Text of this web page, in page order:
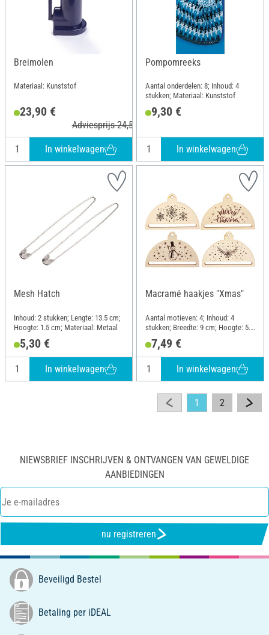
Breimolen
Materiaal: Kunststof
23,90 €
Adviesprijs 24,50 €
In winkelwagen
Pompomreeks
Aantal onderdelen: 8; Inhoud: 4
stukken; Materiaal: Kunststof
9,30 €
In winkelwagen
Mesh Hatch
Inhoud: 2 stukken; Lengte: 13.5 cm;
Hoogte: 1.5 cm; Materiaal: Metaal
5,30 €
In winkelwagen
Macramé haakjes "Xmas"
Aantal motieven: 4; Inhoud: 4
stukken; Breedte: 9 cm; Hoogte: 5.9
cm; Dikte: 3 mm; Materiaal:
Multiplex
7,49 €
In winkelwagen
1 2
NIEWSBRIEF INSCHRIJVEN & ONTVANGEN VAN GEWELDIGE
AANBIEDINGEN
nu registreren
Beveiligd Bestel
Betaling per iDEAL